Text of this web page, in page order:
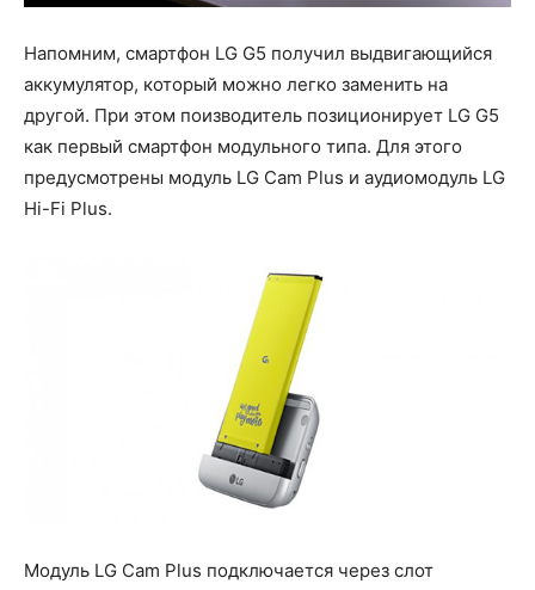
Напомним, смартфон LG G5 получил выдвигающийся
аккумулятор, который можно легко заменить на
другой. При этом поизводитель позиционирует LG G5
как первый смартфон модульного типа. Для этого
предусмотрены модуль LG Cam Plus и аудиомодуль LG
Hi-Fi Plus.
Модуль LG Cam Plus подключается через слот